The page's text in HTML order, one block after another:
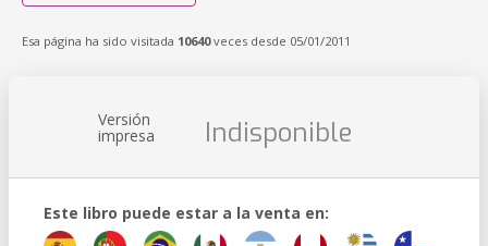
Esa página ha sido visitada 10640veces desde 05/01/2011
Versión
impresa Indisponible
Este libro puede estar a la venta en: